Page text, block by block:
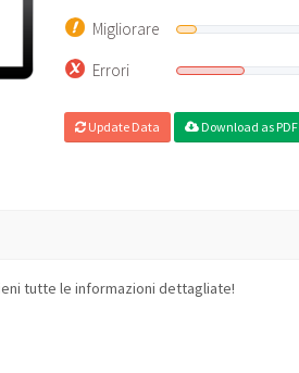
Migliorare
Errori
Update Data Download as PDF
tutte le informazioni dettagliate!